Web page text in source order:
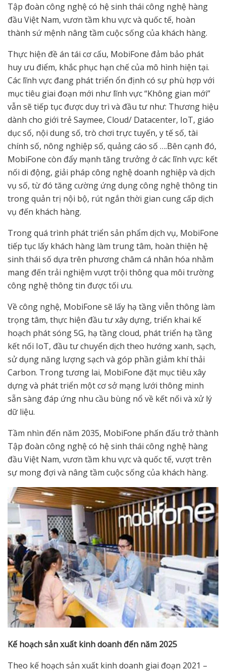
Tập đoàn công nghệ có hệ sinh thái công nghệ hàng
đầu Việt Nam, vươn tầm khu vực và quốc tế, hoàn
thành sứ mệnh nâng tầm cuộc sống của khách hàng.
Thực hiện đề án tái cơ cấu, MobiFone đảm bảo phát
huy ưu điểm, khắc phục hạn chế của mô hình hiện tại.
Các lĩnh vực đang phát triển ổn định có sự phù hợp với
mục tiêu giai đoạn mới như lĩnh vực “Không gian mới”
vẫn sẽ tiếp tục được duy trì và đầu tư như: Thương hiệu
dành cho giới trẻ Saymee, Cloud/ Datacenter, IoT, giáo
dục số, nội dung số, trò chơi trực tuyến, y tế số, tài
chính số, nông nghiệp số, quảng cáo số ….Bên cạnh đó,
MobiFone còn đẩy mạnh tăng trưởng ở các lĩnh vực: kết
nối di động, giải pháp công nghệ doanh nghiệp và dịch
vụ số, từ đó tăng cường ứng dụng công nghệ thông tin
trong quản trị nội bộ, rút ngắn thời gian cung cấp dịch
vụ đến khách hàng.
Trong quá trình phát triển sản phẩm dịch vụ, MobiFone
tiếp tục lấy khách hàng làm trung tâm, hoàn thiện hệ
sinh thái số dựa trên phương châm cá nhân hóa nhằm
mang đến trải nghiệm vượt trội thông qua môi trường
công nghệ thông tin được tối ưu.
Về công nghệ, MobiFone sẽ lấy hạ tầng viễn thông làm
trọng tâm, thực hiện đầu tư xây dựng, triển khai kế
hoạch phát sóng 5G, hạ tầng cloud, phát triển hạ tầng
kết nối IoT, đầu tư chuyển dịch theo hướng xanh, sạch,
sử dụng năng lượng sạch và góp phần giảm khí thải
Carbon. Trong tương lai, MobiFone đặt mục tiêu xây
dựng và phát triển một cơ sở mạng lưới thông minh
sẵn sàng đáp ứng nhu cầu bùng nổ về kết nối và xử lý
dữ liệu.
Tầm nhìn đến năm 2035, MobiFone phấn đấu trở thành
Tập đoàn công nghệ có hệ sinh thái công nghệ hàng
đầu Việt Nam, vươn tầm khu vực và quốc tế, vượt trên
sự mong đợi và nâng tầm cuộc sống của khách hàng.
Kế hoạch sản xuất kinh doanh đến năm 2025
Theo kế hoạch sản xuất kinh doanh giai đoạn 2021 –